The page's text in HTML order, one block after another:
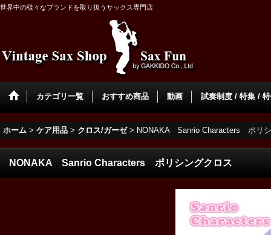
世界中の様々なブランドを取り扱うサックス専門店
カテゴリ一覧 おすすめ商品 動画 試奏制度 / 特集 /
ホーム > ケア用品 > クロス/ガーゼ > NONAKA Sanrio Characters ポリ
NONAKA Sanrio Characters ポリシングクロス